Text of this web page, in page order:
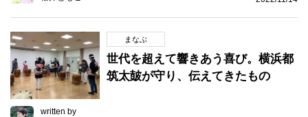
まなぶ
世代を超えて響きあう喜び。横浜都
筑太皷が守り、伝えてきたもの
written by